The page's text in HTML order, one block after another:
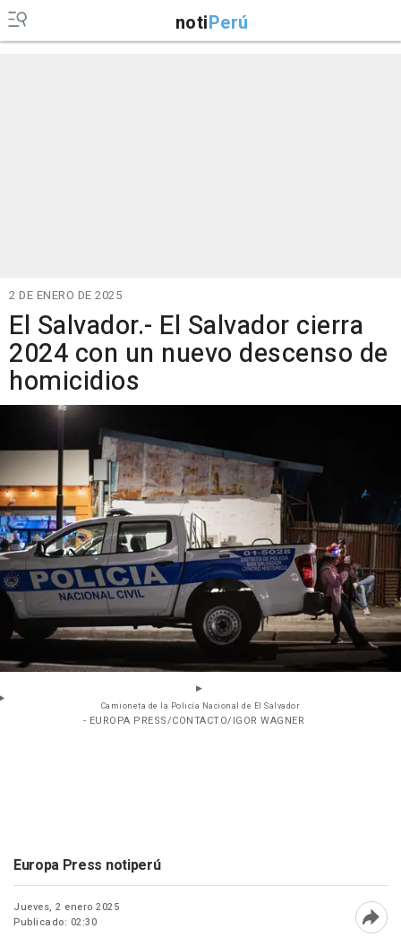
notiPerú
2 DE ENERO DE 2025
El Salvador.- El Salvador cierra
2024 con un nuevo descenso de
homicidios
Camioneta de la Policía Nacional de El Salvador
- EUROPA PRESS/CONTACTO/IGOR WAGNER
Europa Press notiperú
Jueves, 2 enero 2025
Publicado: 02:30